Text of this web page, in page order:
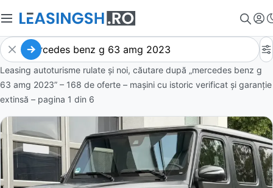
Leasing autoturisme rulate și noi, căutare după „mercedes benz g
63 amg 2023” – 168 de oferte – mașini cu istoric verificat și garanție
extinsă – pagina 1 din 6